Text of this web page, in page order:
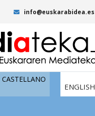
info@euskarabidea.es
CASTELLANO
ENGLISH